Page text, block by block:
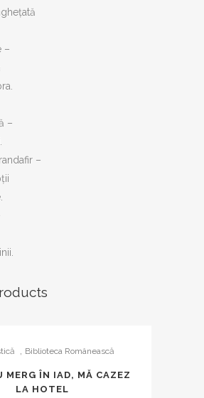
–
–
–
Biblioteca Românească
MERG ÎN IAD, MĂ CAZEZ
LA HOTEL